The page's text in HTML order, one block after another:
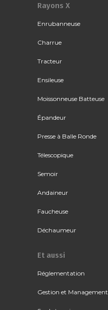
Rayons X
Enrubanneuse
Charrue
Tracteur
Ensileuse
Moissonneuse Batteuse
Épandeur
Presse à Balle Ronde
Télescopique
Semoir
Andaineur
Faucheuse
Déchaumeur
Et aussi
Réglementation
Gestion et Management